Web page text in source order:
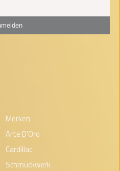
Merken
Arte D'Oro
Cardillac
Schmuckwerk